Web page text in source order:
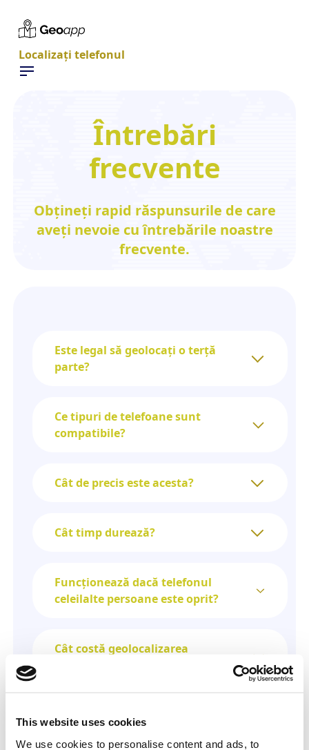
This website uses cookies
We use cookies to personalise content and ads, to
Localizați telefonul
Întrebări
frecvente
Obțineți rapid răspunsurile de care
aveți nevoie cu întrebările noastre
frecvente.
Este legal să geolocați o terță
parte?
Ce tipuri de telefoane sunt
compatibile?
Cât de precis este acesta?
Cât timp durează?
Funcționează dacă telefonul
celeilalte persoane este oprit?
Cât costă geolocalizarea
Informațiile mele sunt în
siguranță?